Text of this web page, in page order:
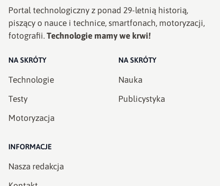
Portal technologiczny z ponad 29-letnią historią,
piszący o nauce i technice, smartfonach, motoryzacji,
fotografii. Technologie mamy we krwi!
NA SKRÓTY
Technologie
Testy
Motoryzacja
NA SKRÓTY
Nauka
Publicystyka
INFORMACJE
Nasza redakcja